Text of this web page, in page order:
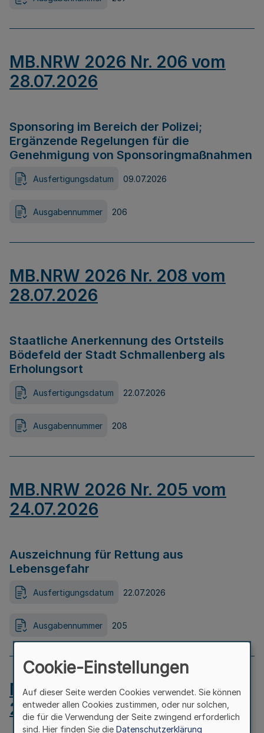
MB.NRW 2026 Nr. 206 vom
28.07.2026
Sponsoring im Bereich der Polizei;
Ergänzende Regelungen für die
Genehmigung von Sponsoringmaßnahmen
Ausfertigungsdatum 09.07.2026
Ausgabennummer 206
MB.NRW 2026 Nr. 208 vom
28.07.2026
Staatliche Anerkennung des Ortsteils
Bödefeld der Stadt Schmallenberg als
Erholungsort
Ausfertigungsdatum 22.07.2026
Ausgabennummer 208
MB.NRW 2026 Nr. 205 vom
24.07.2026
Auszeichnung für Rettung aus
Lebensgefahr
Ausfertigungsdatum 22.07.2026
Ausgabennummer 205
MB.NRW 2026 Nr. 204 vom
24.07.2026
Cookie-Einstellungen
Auf dieser Seite werden Cookies verwendet. Sie können
entweder allen Cookies zustimmen, oder nur solchen,
die für die Verwendung der Seite zwingend erforderlich
sind. Hier finden Sie die Datenschutzerklärung